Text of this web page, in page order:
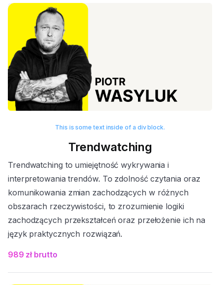
Trendwatching
Trendwatching to umiejętność wykrywania i
interpretowania trendów. To zdolność czytania oraz
komunikowania zmian zachodzących w różnych
obszarach rzeczywistości, to zrozumienie logiki
zachodzących przekształceń oraz przełożenie ich na
język praktycznych rozwiązań.
This is some text inside of a div block.
989 zł brutto